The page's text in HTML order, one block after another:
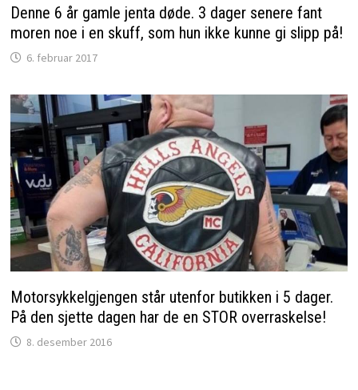
Denne 6 år gamle jenta døde. 3 dager senere fant
moren noe i en skuff, som hun ikke kunne gi slipp på!
6. februar 2017
Motorsykkelgjengen står utenfor butikken i 5 dager.
På den sjette dagen har de en STOR overraskelse!
8. desember 2016